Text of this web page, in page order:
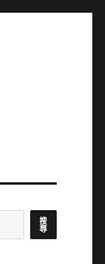
搜
尋